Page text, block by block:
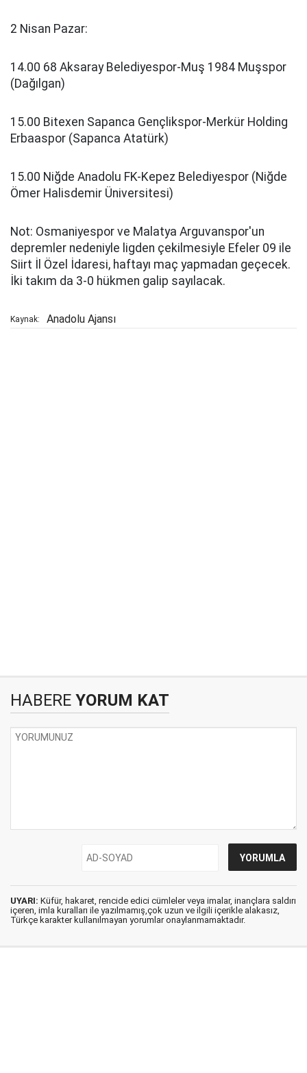
2 Nisan Pazar:
14.00 68 Aksaray Belediyespor-Muş 1984 Muşspor
(Dağılgan)
15.00 Bitexen Sapanca Gençlikspor-Merkür Holding
Erbaaspor (Sapanca Atatürk)
15.00 Niğde Anadolu FK-Kepez Belediyespor (Niğde
Ömer Halisdemir Üniversitesi)
Not: Osmaniyespor ve Malatya Arguvanspor'un
depremler nedeniyle ligden çekilmesiyle Efeler 09 ile
Siirt İl Özel İdaresi, haftayı maç yapmadan geçecek.
İki takım da 3-0 hükmen galip sayılacak.
Kaynak: Anadolu Ajansı
HABERE YORUM KAT
UYARI: Küfür, hakaret, rencide edici cümleler veya imalar, inançlara saldırı
içeren, imla kuralları ile yazılmamış,çok uzun ve ilgili içerikle alakasız,
Türkçe karakter kullanılmayan yorumlar onaylanmamaktadır.